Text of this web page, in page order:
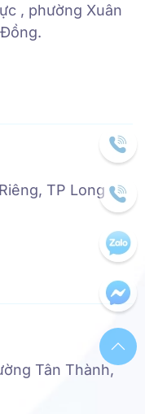
, phường Xuân
TP Long
Tân Thành,